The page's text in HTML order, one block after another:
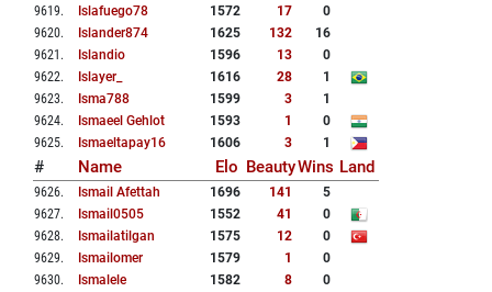
9619. Islafuego78 1572 17
0
9620. Islander874 1625 132
16
9621 . Islandio 1596 13
0
9622. Islayer_ 1616 28
1
9623. Isma788 1599 3
1
9624. Ismaeel Gehlot 1593 1
0
9625. Ismaeltapay16 1606 3 1
# Name Elo BeautyWins Land
9626. Ismail Afettah 1696 141
5
9627. Ismail0505 1552 41
0
9628. Ismailatilgan 1575 12
0
9629. Ismailomer 1579 1
0
9630. Ismalele 1582 8
0